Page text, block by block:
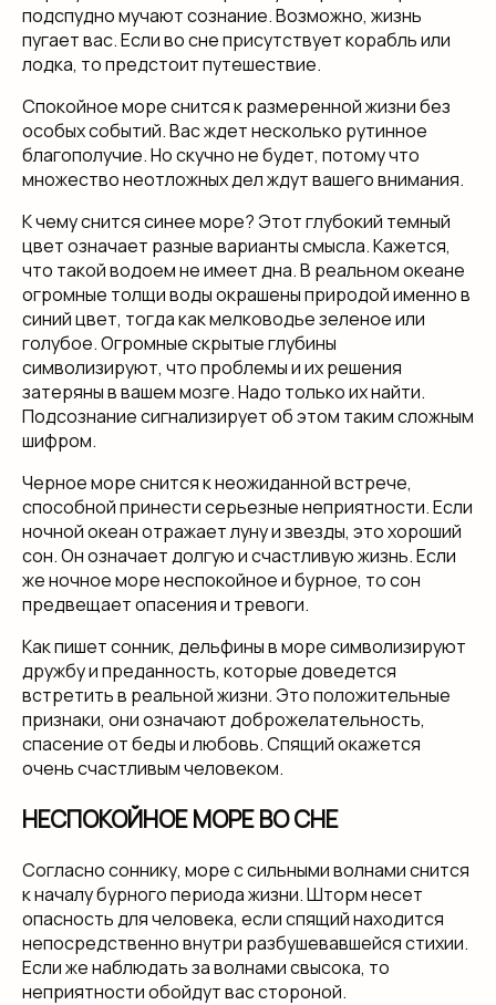
подспудно мучают сознание. Возможно, жизнь
пугает вас. Если во сне присутствует корабль или
лодка, то предстоит путешествие.
Спокойное море снится к размеренной жизни без
особых событий. Вас ждет несколько рутинное
благополучие. Но скучно не будет, потому что
множество неотложных дел ждут вашего внимания.
К чему снится синее море? Этот глубокий темный
цвет означает разные варианты смысла. Кажется,
что такой водоем не имеет дна. В реальном океане
огромные толщи воды окрашены природой именно в
синий цвет, тогда как мелководье зеленое или
голубое. Огромные скрытые глубины
символизируют, что проблемы и их решения
затеряны в вашем мозге. Надо только их найти.
Подсознание сигнализирует об этом таким сложным
шифром.
Черное море снится к неожиданной встрече,
способной принести серьезные неприятности. Если
ночной океан отражает луну и звезды, это хороший
сон. Он означает долгую и счастливую жизнь. Если
же ночное море неспокойное и бурное, то сон
предвещает опасения и тревоги.
Как пишет сонник, дельфины в море символизируют
дружбу и преданность, которые доведется
встретить в реальной жизни. Это положительные
признаки, они означают доброжелательность,
спасение от беды и любовь. Спящий окажется
очень счастливым человеком.
НЕСПОКОЙНОЕ МОРЕ ВО СНЕ
Согласно соннику, море с сильными волнами снится
к началу бурного периода жизни. Шторм несет
опасность для человека, если спящий находится
непосредственно внутри разбушевавшейся стихии.
Если же наблюдать за волнами свысока, то
неприятности обойдут вас стороной.